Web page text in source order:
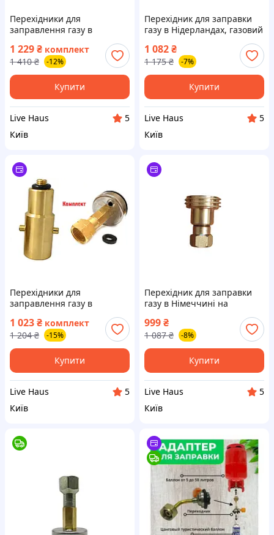
Перехідники для
заправлення газу в
стандартний балон,
газовий адаптер (J24)
1 229₴ комплект
1 410 ₴ -12%
Купити
Live Haus
5
Київ
Перехідник для заправки
газу в Нідерландах, газовий
балон Bayonet 21.8, (J24)
1 082₴
1 175 ₴ -7%
Купити
Live Haus
5
Київ
Перехідники для
заправлення газу в
стандартний балон
газовий, адаптер Bayonet
(J24)
1 023₴ комплект
1 204 ₴ -15%
Купити
Live Haus
5
Київ
Перехідник для заправки
газу в Німеччині на
стандартний балон газовий
адаптер, Адаптер для
заправки газом (J24)
999₴
1 087 ₴ -8%
Купити
Live Haus
5
Київ